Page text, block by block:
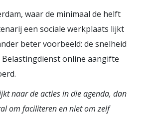
waar de minimaal de helft
een sociale werkplaats lijkt
beter voorbeeld: de snelheid
Belastingdienst online aangifte
naar de acties in die agenda, dan
om faciliteren en niet om zelf